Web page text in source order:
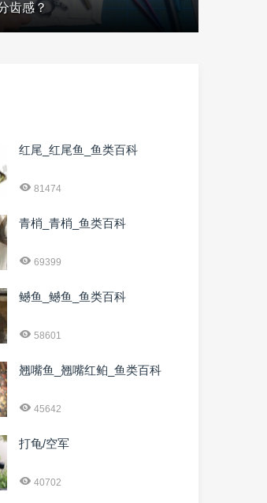
齿感？
红尾_红尾鱼_鱼类百科
81474
青梢_青梢_鱼类百科
69399
鳡鱼_鳡鱼_鱼类百科
58601
翘嘴鱼_翘嘴红鲌_鱼类百科
45642
打龟/空军
40702